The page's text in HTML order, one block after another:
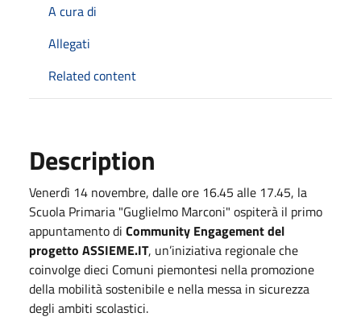
A cura di
Allegati
Related content
Description
Venerdì 14 novembre, dalle ore 16.45 alle 17.45, la
Scuola Primaria "Guglielmo Marconi" ospiterà il primo
appuntamento di Community Engagement del
progetto ASSIEME.IT, un’iniziativa regionale che
coinvolge dieci Comuni piemontesi nella promozione
della mobilità sostenibile e nella messa in sicurezza
degli ambiti scolastici.